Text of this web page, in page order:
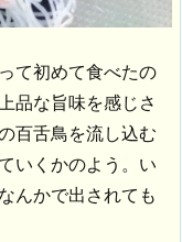
て初めて食べたの
品な旨味を感じさ
百舌鳥を流し込む
いくかのよう。い
んかで出されても